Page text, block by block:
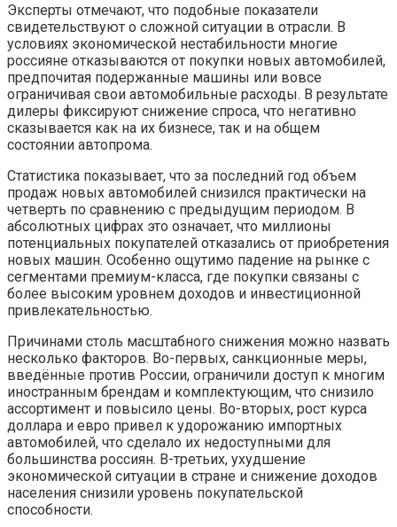
Эксперты отмечают, что подобные показатели
свидетельствуют о сложной ситуации в отрасли. В
условиях экономической нестабильности многие
россияне отказываются от покупки новых автомобилей,
предпочитая подержанные машины или вовсе
ограничивая свои автомобильные расходы. В результате
дилеры фиксируют снижение спроса, что негативно
сказывается как на их бизнесе, так и на общем
состоянии автопрома.
Статистика показывает, что за последний год объем
продаж новых автомобилей снизился практически на
четверть по сравнению с предыдущим периодом. В
абсолютных цифрах это означает, что миллионы
потенциальных покупателей отказались от приобретения
новых машин. Особенно ощутимо падение на рынке с
сегментами премиум-класса, где покупки связаны с
более высоким уровнем доходов и инвестиционной
привлекательностью.
Причинами столь масштабного снижения можно назвать
несколько факторов. Во-первых, санкционные меры,
введённые против России, ограничили доступ к многим
иностранным брендам и комплектующим, что снизило
ассортимент и повысило цены. Во-вторых, рост курса
доллара и евро привел к удорожанию импортных
автомобилей, что сделало их недоступными для
большинства россиян. В-третьих, ухудшение
экономической ситуации в стране и снижение доходов
населения снизили уровень покупательской
способности.